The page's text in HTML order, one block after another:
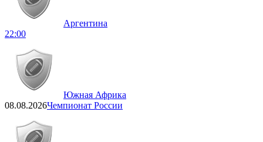
Аргентина
22:00
Южная Африка
08.08.2026Чемпионат России